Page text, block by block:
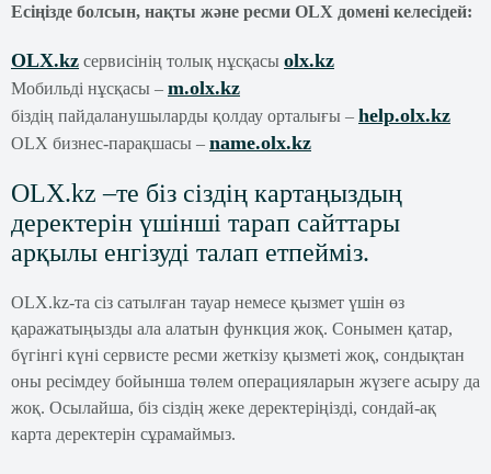
Есіңізде болсын, нақты және ресми OLX домені келесідей:
OLX.kz сервисінің толық нұсқасы olx.kz
Мобильді нұсқасы – m.olx.kz
біздің пайдаланушыларды қолдау орталығы – help.olx.kz
OLX бизнес-парақшасы – name.olx.kz
OLX.kz –те біз сіздің картаңыздың
деректерін үшінші тарап сайттары
арқылы енгізуді талап етпейміз.
OLX.kz-та сіз сатылған тауар немесе қызмет үшін өз
қаражатыңызды ала алатын функция жоқ. Сонымен қатар,
бүгінгі күні сервисте ресми жеткізу қызметі жоқ, сондықтан
оны ресімдеу бойынша төлем операцияларын жүзеге асыру да
жоқ. Осылайша, біз сіздің жеке деректеріңізді, сондай-ақ
карта деректерін сұрамаймыз.